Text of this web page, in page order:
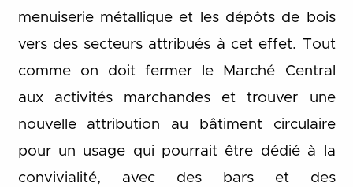
menuiserie métallique et les dépôts de bois
vers des secteurs attribués à cet effet. Tout
comme on doit fermer le Marché Central
aux activités marchandes et trouver une
nouvelle attribution au bâtiment circulaire
pour un usage qui pourrait être dédié à la
convivialité, avec des bars et des